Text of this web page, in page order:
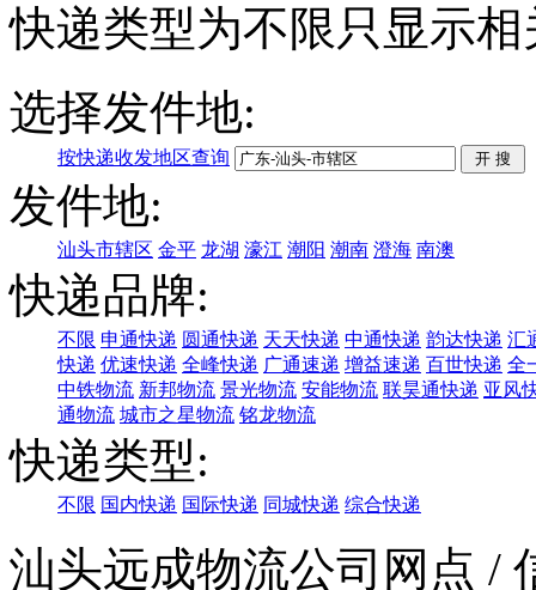
快递类型为不限只显示
选择发件地:
按快递收发地区查询
发件地:
汕头市辖区 金平 龙湖 濠江 潮阳 潮南 澄海 南澳
快递品牌:
不限 申通快递 圆通快递 天天快递 中通快递 韵达快递 汇
快递 优速快递 全峰快递 广通速递 增益速递 百世快递 全
中铁物流 新邦物流 景光物流 安能物流 联昊通快递 亚风
通物流 城市之星物流 铭龙物流
快递类型:
不限 国内快递 国际快递 同城快递 综合快递
汕头远成物流公司网点 /